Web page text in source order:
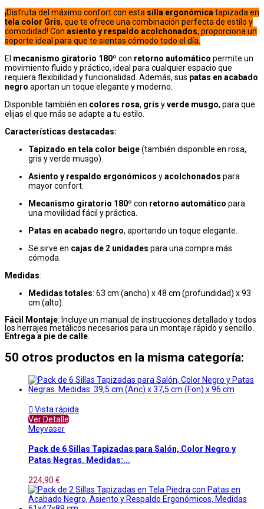
¡Disfruta del máximo confort con esta silla ergonómica tapizada en
tela color Gris, que te ofrece una combinación perfecta de estilo y
comodidad! Con asiento y respaldo acolchonados, proporciona un
soporte ideal para que te sientas cómodo todo el día.
El mecanismo giratorio 180º con retorno automático permite un
movimiento fluido y práctico, ideal para cualquier espacio que
requiera flexibilidad y funcionalidad. Además, sus patas en acabado
negro aportan un toque elegante y moderno.
Disponible también en colores rosa, gris yverde musgo, para que
elijas el que más se adapte a tu estilo.
Características destacadas:
Tapizado en tela color beige(también disponible en rosa,
gris y verde musgo).
Asiento y respaldo ergonómicos yacolchonados para
mayor confort.
Mecanismo giratorio 180º con retorno automático para
una movilidad fácil y práctica.
Patas en acabado negro, aportando un toque elegante.
Se sirve en cajas de 2 unidades para una compra más
cómoda.
Medidas:
Medidas totales: 63 cm (ancho) x 48 cm (profundidad) x 93
cm (alto).
Fácil Montaje: Incluye un manual de instrucciones detallado y todos
los herrajes metálicos necesarios para un montaje rápido y sencillo.
Entrega a pie de calle
50 otros productos en la misma categoría:
 Vista rápida
Ver Detalle
Meyvaser
Pack de 6 Sillas Tapizadas para Salón, Color Negro y
Patas Negras. Medidas:...
224,90 €